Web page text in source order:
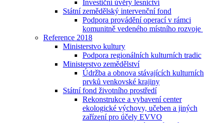
Investiční úvěry lesnictví
Státní zemědělský intervenční fond
Podpora provádění operací v rámci
komunitně vedeného místního rozvoje
Reference 2018
Ministerstvo kultury
Podpora regionálních kulturních tradic
Ministerstvo zemědělství
Údržba a obnova stávajících kulturních
prvků venkovské krajiny
Státní fond životního prostředí
Rekonstrukce a vybavení center
ekologické výchovy, učeben a jiných
zařízení pro účely EVVO